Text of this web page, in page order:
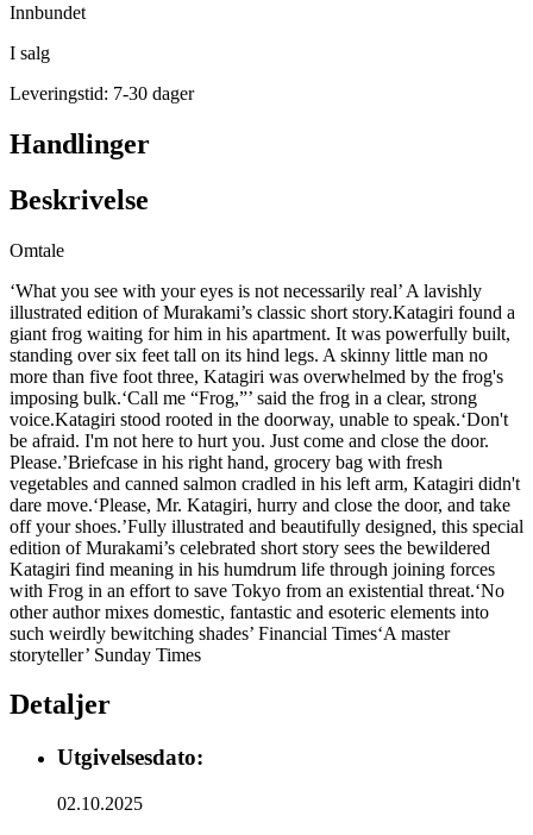
Innbundet
I salg
Leveringstid: 7-30 dager
Handlinger
Beskrivelse
Omtale
‘What you see with your eyes is not necessarily real’ A lavishly
illustrated edition of Murakami’s classic short story.Katagiri found a
giant frog waiting for him in his apartment. It was powerfully built,
standing over six feet tall on its hind legs. A skinny little man no
more than five foot three, Katagiri was overwhelmed by the frog's
imposing bulk.‘Call me “Frog,”’ said the frog in a clear, strong
voice.Katagiri stood rooted in the doorway, unable to speak.‘Don't
be afraid. I'm not here to hurt you. Just come and close the door.
Please.’Briefcase in his right hand, grocery bag with fresh
vegetables and canned salmon cradled in his left arm, Katagiri didn't
dare move.‘Please, Mr. Katagiri, hurry and close the door, and take
off your shoes.’Fully illustrated and beautifully designed, this special
edition of Murakami’s celebrated short story sees the bewildered
Katagiri find meaning in his humdrum life through joining forces
with Frog in an effort to save Tokyo from an existential threat.‘No
other author mixes domestic, fantastic and esoteric elements into
such weirdly bewitching shades’ Financial Times‘A master
storyteller’ Sunday Times
Detaljer
Utgivelsesdato:
02.10.2025